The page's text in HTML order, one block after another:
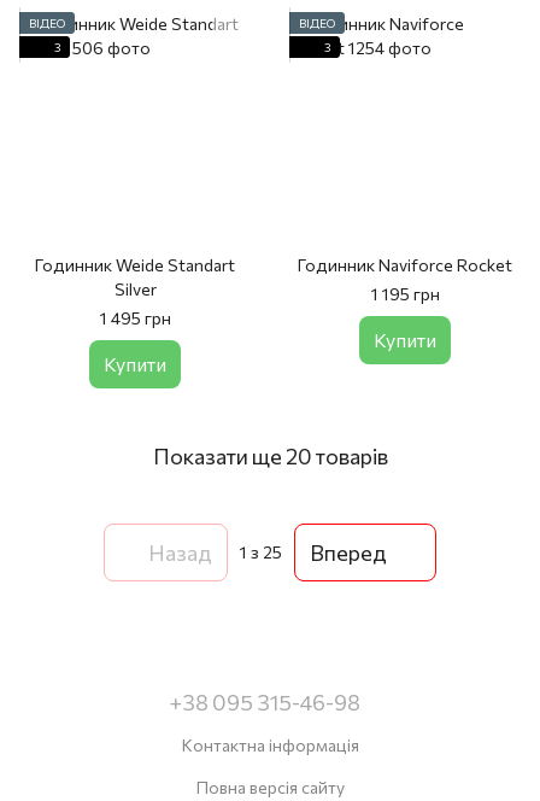
ВІДЕО
3
Годинник Weide Standart
Silver
1 495 грн
Купити
ВІДЕО
3
Годинник Naviforce Rocket
1 195 грн
Купити
Показати ще 20 товарів
Назад 1 з 25 Вперед
+38 095 315-46-98
Контактна інформація
Повна версія сайту